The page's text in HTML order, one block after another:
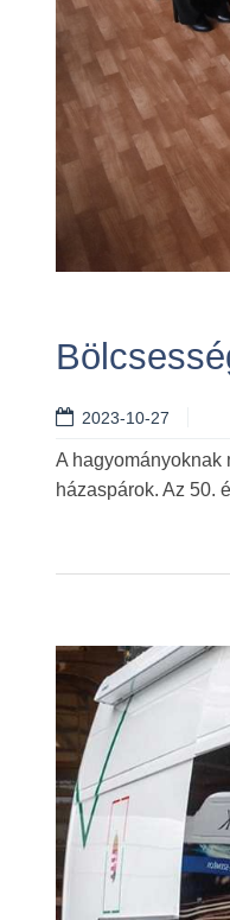
2023-10-27
A hagyományoknak
házaspárok. Az 50.